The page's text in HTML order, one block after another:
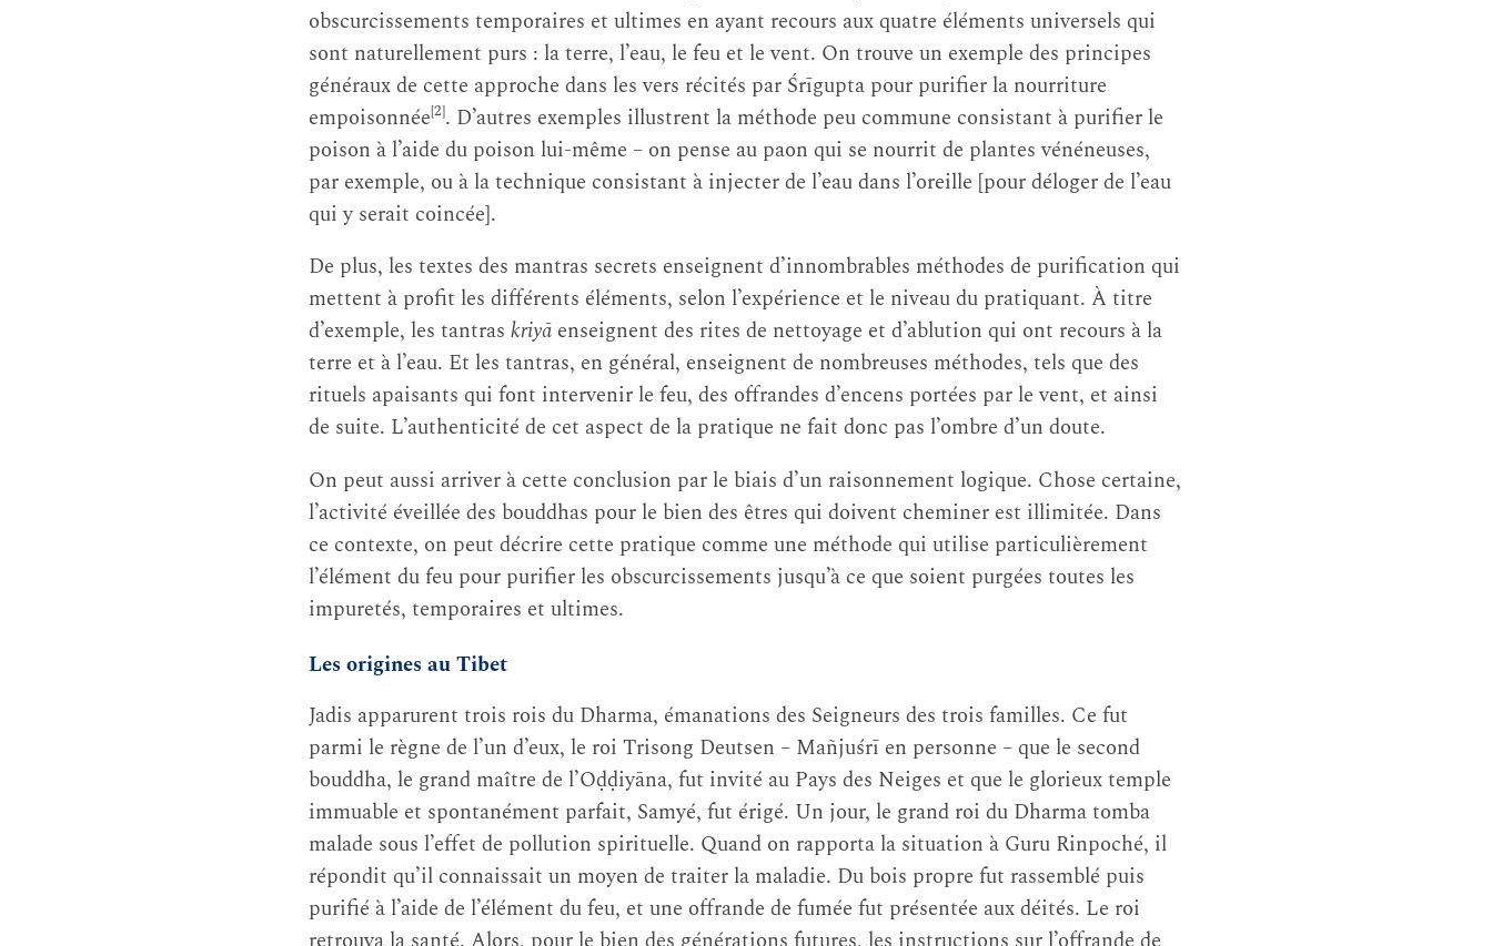
obscurcissements temporaires et ultimes en ayant recours aux quatre éléments universels qui
sont naturellement purs : la terre, l’eau, le feu et le vent. On trouve un exemple des principes
généraux de cette approche dans les vers récités par Śrīgupta pour purifier la nourriture
empoisonnée[2]. D’autres exemples illustrent la méthode peu commune consistant à purifier le
poison à l’aide du poison lui-même – on pense au paon qui se nourrit de plantes vénéneuses,
par exemple, ou à la technique consistant à injecter de l’eau dans l’oreille [pour déloger de l’eau
qui y serait coincée].
De plus, les textes des mantras secrets enseignent d’innombrables méthodes de purification qui
mettent à profit les différents éléments, selon l’expérience et le niveau du pratiquant. À titre
d’exemple, les tantras kriyā enseignent des rites de nettoyage et d’ablution qui ont recours à la
terre et à l’eau. Et les tantras, en général, enseignent de nombreuses méthodes, tels que des
rituels apaisants qui font intervenir le feu, des offrandes d’encens portées par le vent, et ainsi
de suite. L’authenticité de cet aspect de la pratique ne fait donc pas l’ombre d’un doute.
On peut aussi arriver à cette conclusion par le biais d’un raisonnement logique. Chose certaine,
l’activité éveillée des bouddhas pour le bien des êtres qui doivent cheminer est illimitée. Dans
ce contexte, on peut décrire cette pratique comme une méthode qui utilise particulièrement
l’élément du feu pour purifier les obscurcissements jusqu’à ce que soient purgées toutes les
impuretés, temporaires et ultimes.
Les origines au Tibet
Jadis apparurent trois rois du Dharma, émanations des Seigneurs des trois familles. Ce fut
parmi le règne de l’un d’eux, le roi Trisong Deutsen – Mañjuśrī en personne – que le second
bouddha, le grand maître de l’Oḍḍiyāna, fut invité au Pays des Neiges et que le glorieux temple
immuable et spontanément parfait, Samyé, fut érigé. Un jour, le grand roi du Dharma tomba
malade sous l’effet de pollution spirituelle. Quand on rapporta la situation à Guru Rinpoché, il
répondit qu’il connaissait un moyen de traiter la maladie. Du bois propre fut rassemblé puis
purifié à l’aide de l’élément du feu, et une offrande de fumée fut présentée aux déités. Le roi